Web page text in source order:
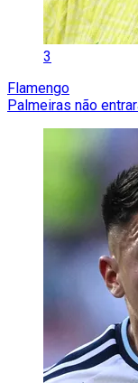
3
Flamengo
Palmeiras não